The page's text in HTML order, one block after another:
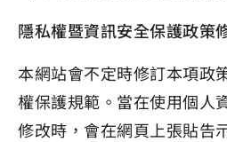
隱私權暨資訊安全保護政策
本網站會不定時修訂本項政
權保護規範。當在使用個人
修改時，會在網頁上張貼告